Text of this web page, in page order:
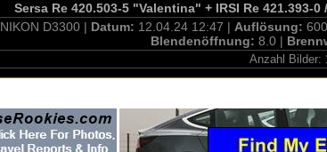
Sersa Re 420.503-5 "Valentina" + IRSI Re 421.393-
NIKON D3300 | Datum: 12.04.24 12:47 | Auflösung:
Blendenöffnung: 8.0 |
Anzahl Bilder: